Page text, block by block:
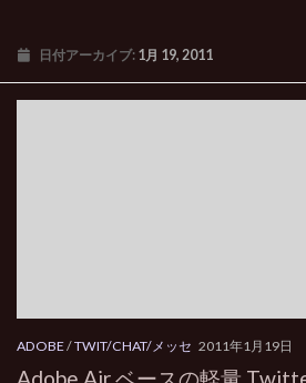
日付アーカイブ: 1月 19, 2011
ADOBE/TWIT/CHAT/メッセ 2011年1月19日
Adobe Air ベースの軽量